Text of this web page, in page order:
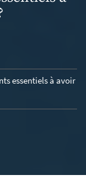
essentiels à avoir